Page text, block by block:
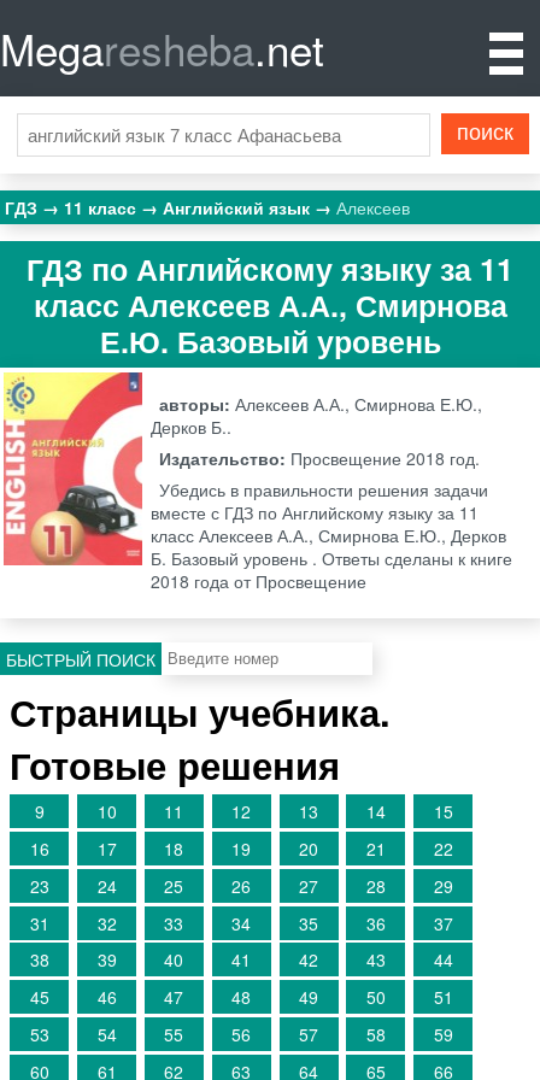
Megaresheba.net
ГДЗ 11 класс Английский язык Алексеев
ГДЗ по Английскому языку за 11
класс Алексеев А.А., Смирнова
Е.Ю. Базовый уровень
авторы:Алексеев А.А., Смирнова Е.Ю.,
Дерков Б..
Издательство: Просвещение 2018 год.
Убедись в правильности решения задачи
вместе с ГДЗ по Английскому языку за 11
класс Алексеев А.А., Смирнова Е.Ю., Дерков
Б. Базовый уровень . Ответы сделаны к книге
2018 года от Просвещение
БЫСТРЫЙ ПОИСК
Страницы учебника.
Готовые решения
9 10 11 12 13 14
15
16
17 18 19 20 21
22
23
24 25 26 27 28
29
31
32 33 34 35 36
37
38
39 40 41 42 43
44
45
46 47 48 49 50
51
53
54 55 56 57 58
59
60
61 62 63 64 65 66